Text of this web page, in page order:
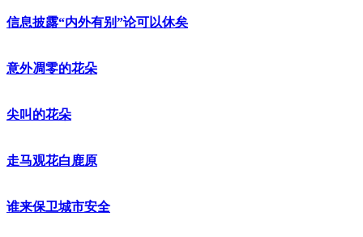
信息披露“内外有别”论可以休矣
意外凋零的花朵
尖叫的花朵
走马观花白鹿原
谁来保卫城市安全